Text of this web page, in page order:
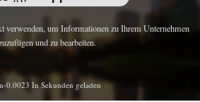
verwenden, um Informationen zu Ihrem Unternehmen
und zu bearbeiten.
0.0023 In Sekunden geladen